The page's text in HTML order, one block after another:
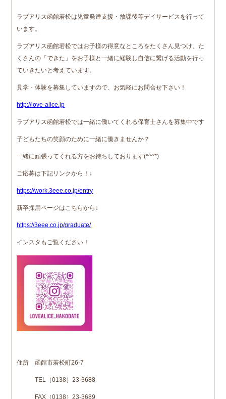
ラブアリス函館若松は児童発達支援・放課後等デイサービスを行って
います。
ラブアリス函館若松ではお子様の得意なところをたくさん見つけ、た
くさんの「できた」をお子様と一緒に経験し自信に繋げる活動を行っ
ていきたいと考えています。
見学・体験を募集していますので、お気軽にお問合せ下さい！
http://love-alice.jp
ラブアリス函館若松では一緒に働いてくれる保育士さんを募集中です
子どもたちの笑顔のために一緒に働きませんか？
一緒に頑張ってくれる方をお待ちしております(*^^*)
ご応募は下記リンクから！↓
https://work.3eee.co.jp/entry
新卒採用ページはこちらから↓
https://3eee.co.jp/graduate/
インスタもご覧ください！
住所 函館市若松町26‐7
TEL（0138）23-3688
FAX（0138）23-3689